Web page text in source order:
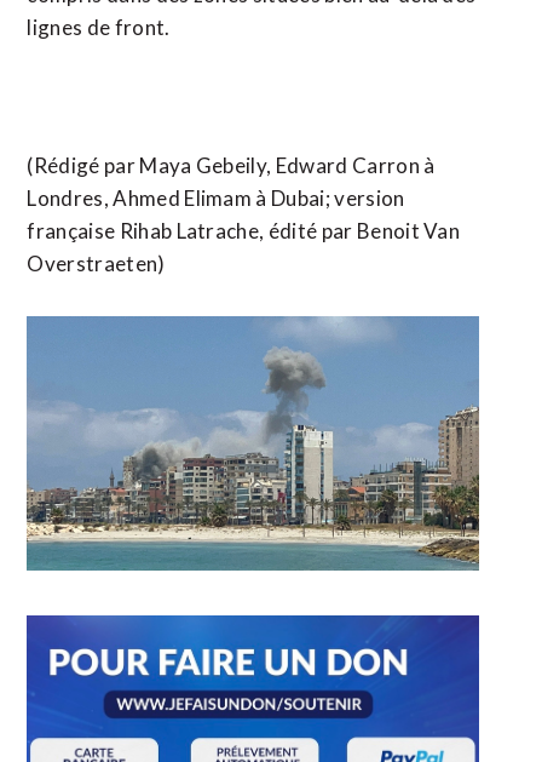
lignes de front.
(Rédigé par Maya Gebeily, Edward Carron à ​
Londres, Ahmed Elimam à Dubai; version
française Rihab Latrache, ​édité par Benoit Van
Overstraeten)